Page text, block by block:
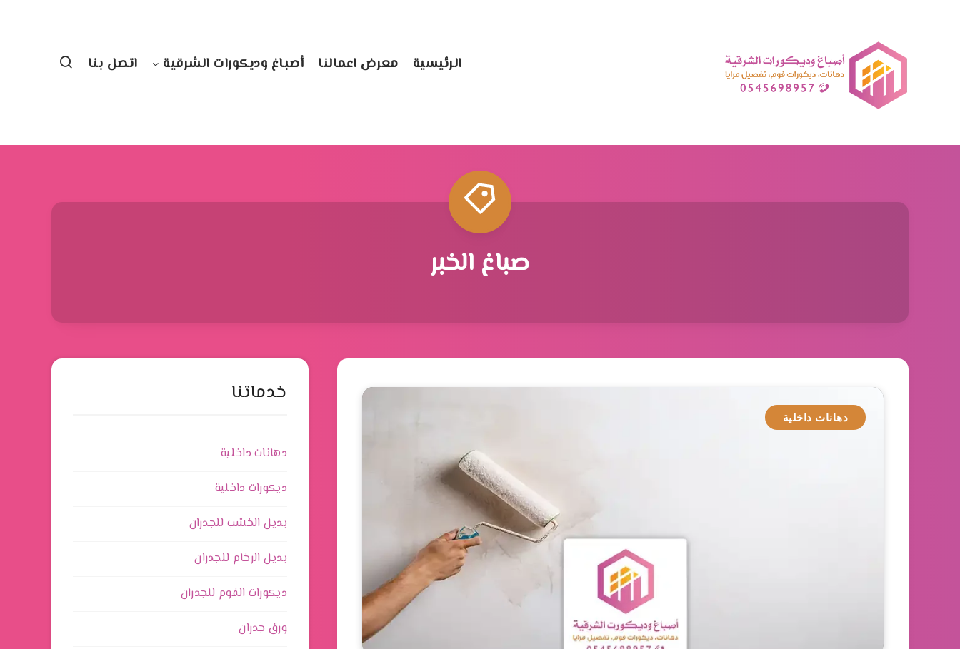
الرئيسية معرض اعمالنا أصباغ وديكورات الشرقية اتصل بنا
صباغ الخبر
دهانات داخلية
خدماتنا
دهانات داخلية
ديكورات داخلية
بديل الخشب للجدران
بديل الرخام للجدران
ديكورات الفوم للجدران
ورق جدران